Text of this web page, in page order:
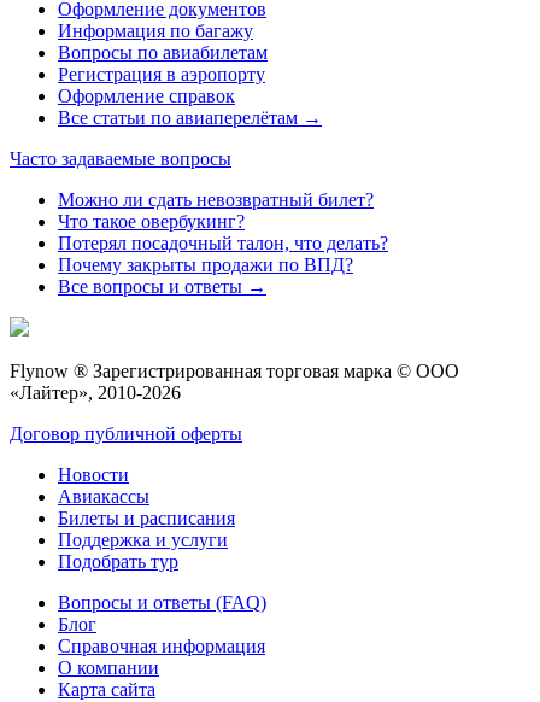
Оформление документов
Информация по багажу
Вопросы по авиабилетам
Регистрация в аэропорту
Оформление справок
Все статьи по авиаперелётам →
Часто задаваемые вопросы
Можно ли сдать невозвратный билет?
Что такое овербукинг?
Потерял посадочный талон, что делать?
Почему закрыты продажи по ВПД?
Все вопросы и ответы →
Flynow ® Зарегистрированная торговая марка © ООО
«Лайтер», 2010-2026
Договор публичной оферты
Новости
Авиакассы
Билеты и расписания
Поддержка и услуги
Подобрать тур
Вопросы и ответы (FAQ)
Блог
Справочная информация
О компании
Карта сайта